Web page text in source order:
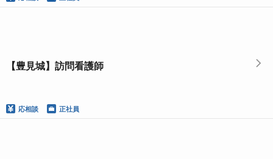
【豊見城】訪問看護師
応相談 正社員